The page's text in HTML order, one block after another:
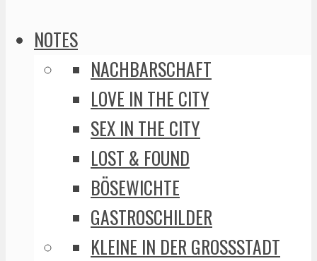
NOTES
NACHBARSCHAFT
LOVE IN THE CITY
SEX IN THE CITY
LOST & FOUND
BÖSEWICHTE
GASTROSCHILDER
KLEINE IN DER GROSSSTADT